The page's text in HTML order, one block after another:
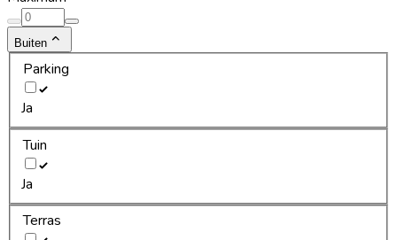
Buiten
Parking
Ja
Tuin
Ja
Terras